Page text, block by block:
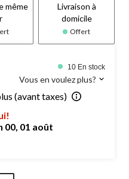
même
Livraison à
domicile
Offert
10 En stock
Vous en voulez plus?
(avant taxes)
00, 01 août